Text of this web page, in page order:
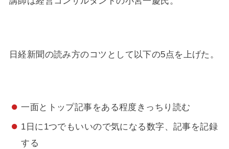
日経新聞の読み方のコツとして以下の5点を上げた。
一面とトップ記事をある程度きっちり読む
1日に1つでもいいので気になる数字、記事を記録
する